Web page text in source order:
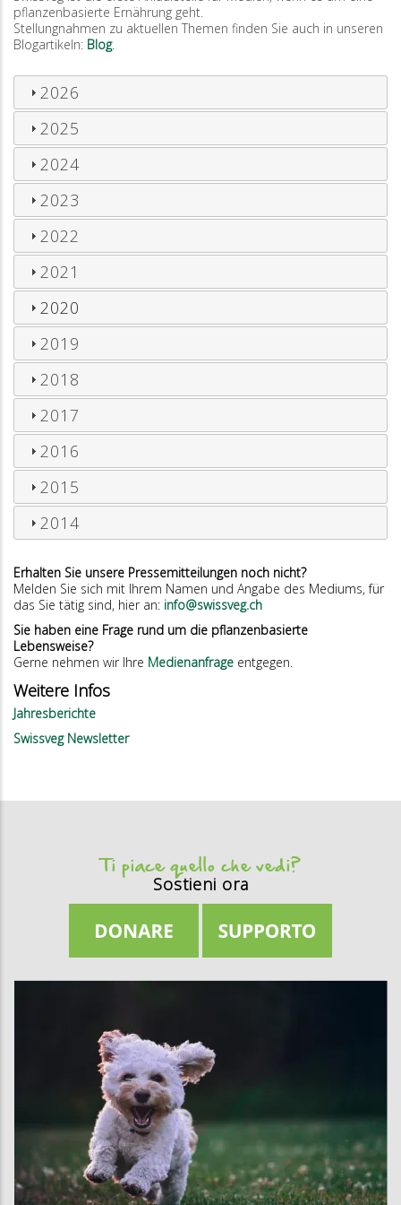
pflanzenbasierte Ernährung geht.
Stellungnahmen zu aktuellen Themen finden Sie auch in unseren
Blogartikeln: Blog.
2026
2025
2024
2023
2022
2021
2020
2019
2018
2017
2016
2015
2014
Erhalten Sie unsere Pressemitteilungen noch nicht?
Melden Sie sich mit Ihrem Namen und Angabe des Mediums, für
das Sie tätig sind, hier an: info@swissveg.ch
Sie haben eine Frage rund um die pflanzenbasierte
Lebensweise?
Gerne nehmen wir Ihre Medienanfrage entgegen.
Weitere Infos
Jahresberichte
Swissveg Newsletter
Ti piace quello che vedi?
Sostieni ora